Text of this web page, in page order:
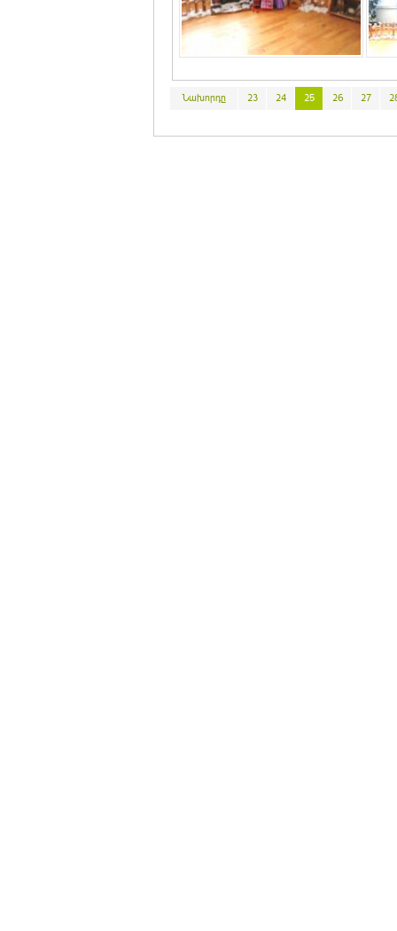
Նախորդը 23 24 25 26 27